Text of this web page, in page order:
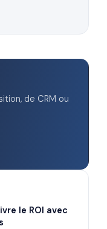
de CRM ou
le ROI avec